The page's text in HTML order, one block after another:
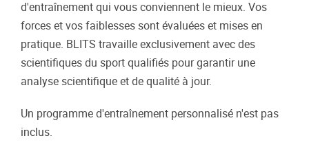
d'entraînement qui vous conviennent le mieux. Vos
forces et vos faiblesses sont évaluées et mises en
pratique. BLITS travaille exclusivement avec des
scientifiques du sport qualifiés pour garantir une
analyse scientifique et de qualité à jour.
Un programme d'entraînement personnalisé n'est pas
inclus.